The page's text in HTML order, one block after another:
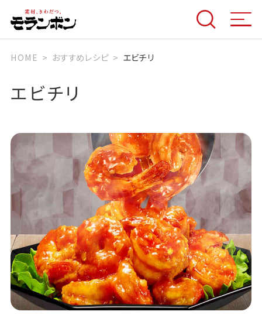
HOME おすすめレシピ エビチリ
エビチリ